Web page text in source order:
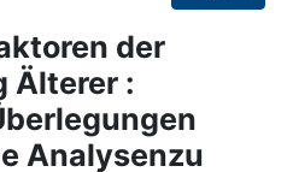
der
Älterer :
Analysenzu